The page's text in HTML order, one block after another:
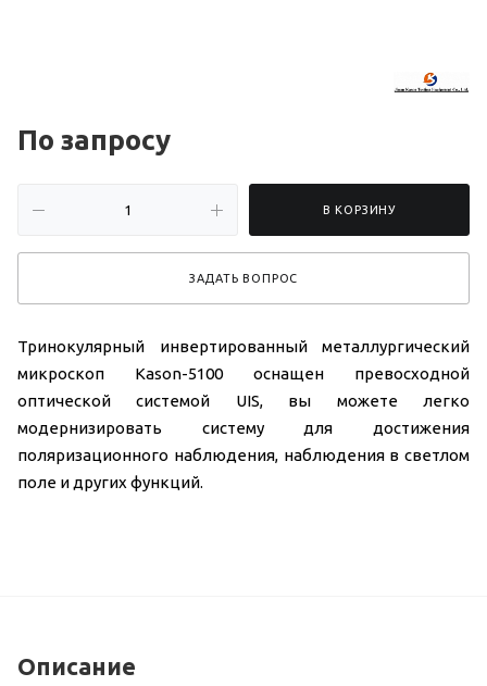
По запросу
В КОРЗИНУ
ЗАДАТЬ ВОПРОС
Тринокулярный инвертированный металлургический
микроскоп Kason-5100 оснащен превосходной
оптической системой UIS, вы можете легко
модернизировать систему для достижения
поляризационного наблюдения, наблюдения в светлом
поле и других функций.
Описание